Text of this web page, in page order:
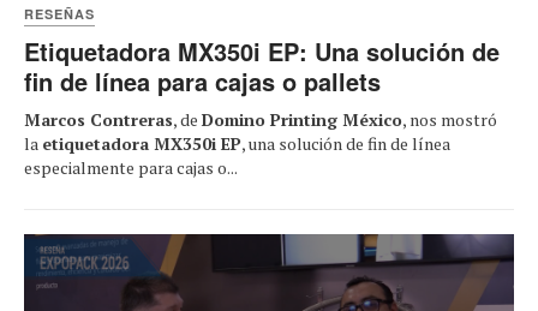
RESEÑAS
Etiquetadora MX350i EP: Una solución de
fin de línea para cajas o pallets
Marcos Contreras, de Domino Printing México, nos mostró
la etiquetadora MX350i EP, una solución de fin de línea
especialmente para cajas o...